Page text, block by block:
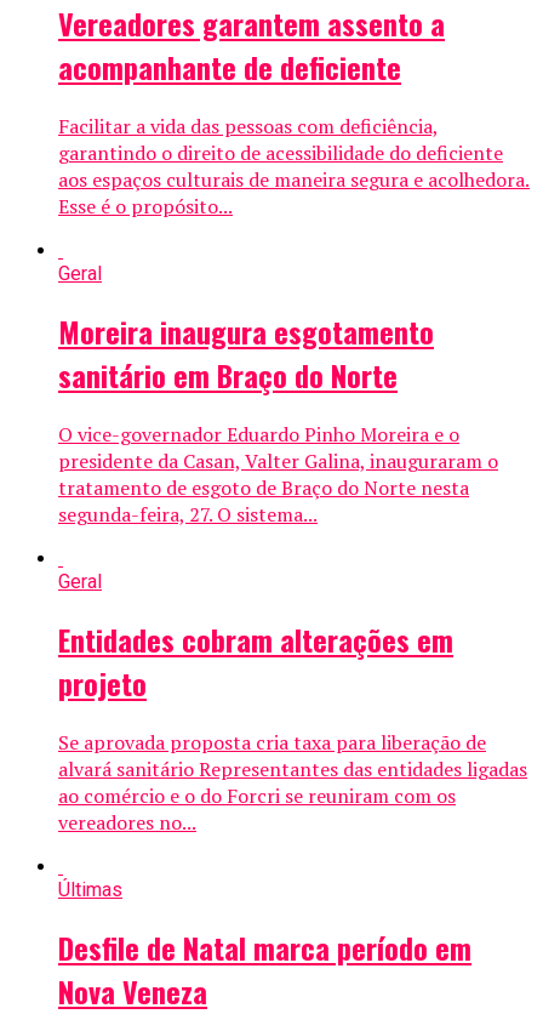
Vereadores garantem assento a
acompanhante de deficiente
Facilitar a vida das pessoas com deficiência,
garantindo o direito de acessibilidade do deficiente
aos espaços culturais de maneira segura e acolhedora.
Esse é o propósito...
Geral
Moreira inaugura esgotamento
sanitário em Braço do Norte
O vice-governador Eduardo Pinho Moreira e o
presidente da Casan, Valter Galina, inauguraram o
tratamento de esgoto de Braço do Norte nesta
segunda-feira, 27. O sistema...
Geral
Entidades cobram alterações em
projeto
Se aprovada proposta cria taxa para liberação de
alvará sanitário Representantes das entidades ligadas
ao comércio e o do Forcri se reuniram com os
vereadores no...
Últimas
Desfile de Natal marca período em
Nova Veneza